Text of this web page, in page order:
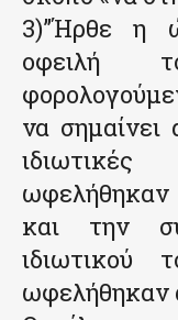
3)”Ήρθε η
οφειλή
να σημαίνει
ωφελήθηκαν
και την
ιδιωτικού
ωφελήθηκαν